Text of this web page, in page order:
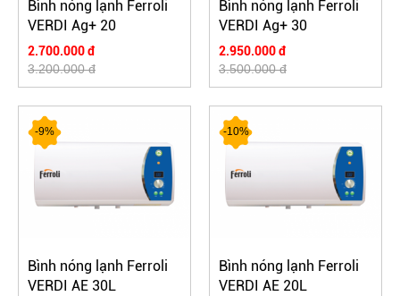
Bình nóng lạnh Ferroli
VERDI Ag+ 20
2.700.000 đ
3.200.000 đ
Bình nóng lạnh Ferroli
VERDI Ag+ 30
2.950.000 đ
3.500.000 đ
-9%
Bình nóng lạnh Ferroli
VERDI AE 30L
-10%
Bình nóng lạnh Ferroli
VERDI AE 20L